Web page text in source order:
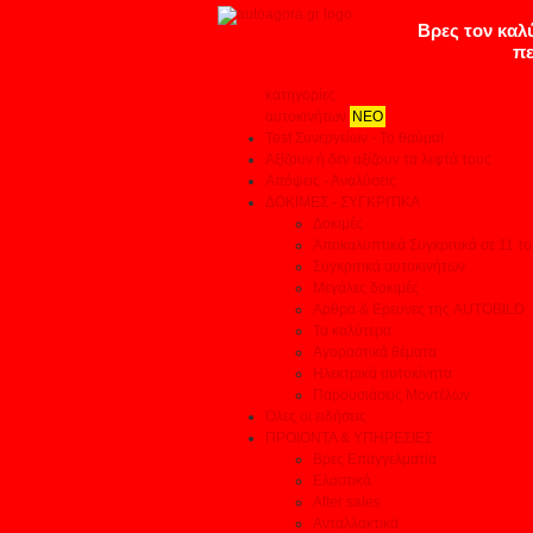
κατηγορίες
αυτοκινήτων ΝΕΟ
Test Συνεργείων - Το θαύμα!
Αξίζουν ή δεν αξίζουν τα λεφτά τους
Απόψεις - Αναλύσεις
ΔΟΚΙΜΕΣ - ΣΥΓΚΡΙΤΙΚΑ
Δοκιμές
Αποκαλυπτικά Συγκριτικά σε 11
Συγκριτικά αυτοκινήτων
Μεγάλες δοκιμές
Αρθρα & Ερευνες της AUTOBILD
Τα καλύτερα
Αγοραστικά θέματα
Ηλεκτρικά αυτοκίνητα
Παρουσιάσεις Μοντέλων
Όλες οι ειδήσεις
ΠΡΟΙΟΝΤΑ & ΥΠΗΡΕΣΙΕΣ
Βρες Επαγγελματία
Ελαστικά
After sales
Ανταλλακτικά